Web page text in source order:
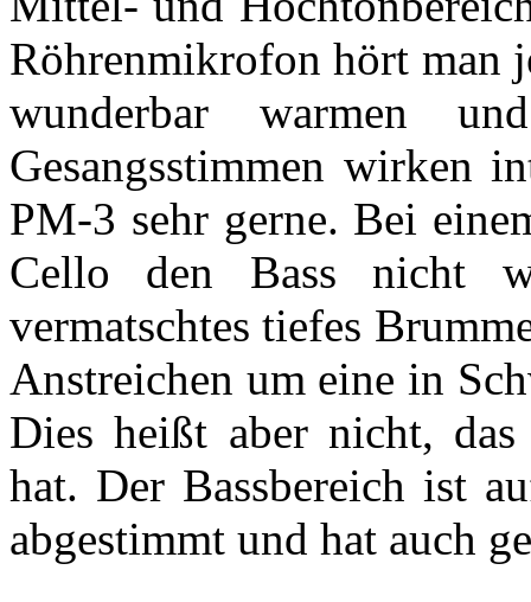
Röhrenmikrofon hört man
wunderbar warmen
Gesangsstimmen wirken
PM-3 sehr gerne. Bei
Cello den Bass nicht
vermatschtes tiefes
Anstreichen um eine in
Dies heißt aber nicht,
hat. Der Bassbereich ist
abgestimmt und hat auch